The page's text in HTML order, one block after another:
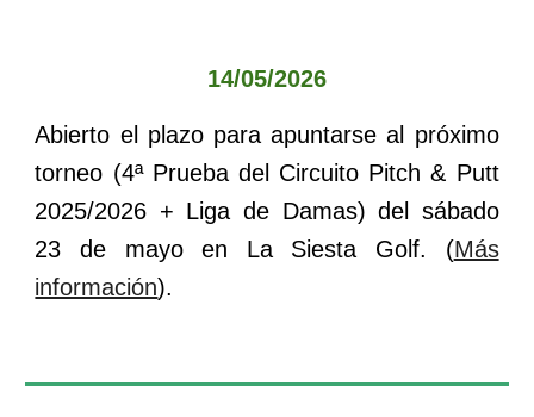
14/05/2026
Abierto el plazo para apuntarse al próximo
torneo (4ª Prueba del Circuito Pitch & Putt
2025/2026 + Liga de Damas) del sábado
23 de mayoen La Siesta Golf. (Más
información).